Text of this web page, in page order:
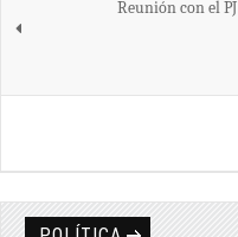
Reunión con el PJ